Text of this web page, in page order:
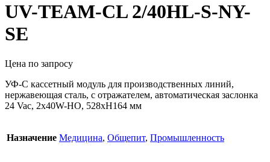
UV-TEAM-CL 2/40HL-S-NY-
SE
Цена по запросу
УФ-С кассетный модуль для производственных линий,
нержавеющая сталь, с отражателем, автоматическая заслонка
24 Vac, 2x40W-HO, 528xH164 мм
Назначение Медицина, Общепит, Промышленность